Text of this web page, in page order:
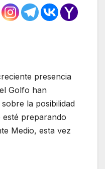
presencia
Golfo han
la posibilidad
esté preparando
Medio, esta vez